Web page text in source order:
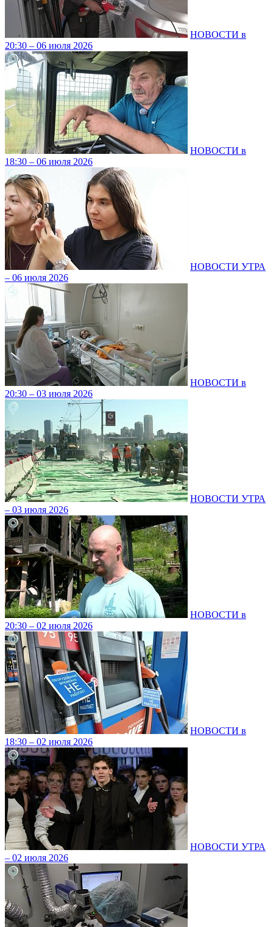
НОВОСТИ в
20:30 – 06 июля 2026
НОВОСТИ в
18:30 – 06 июля 2026
НОВОСТИ УТРА
– 06 июля 2026
НОВОСТИ в
20:30 – 03 июля 2026
НОВОСТИ УТРА
– 03 июля 2026
НОВОСТИ в
20:30 – 02 июля 2026
НОВОСТИ в
18:30 – 02 июля 2026
НОВОСТИ УТРА
– 02 июля 2026